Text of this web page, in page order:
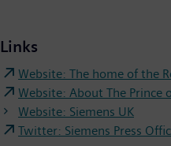
Links
Website: The home of the
Website: About The Prince
Website: Siemens UK
Twitter: Siemens Press